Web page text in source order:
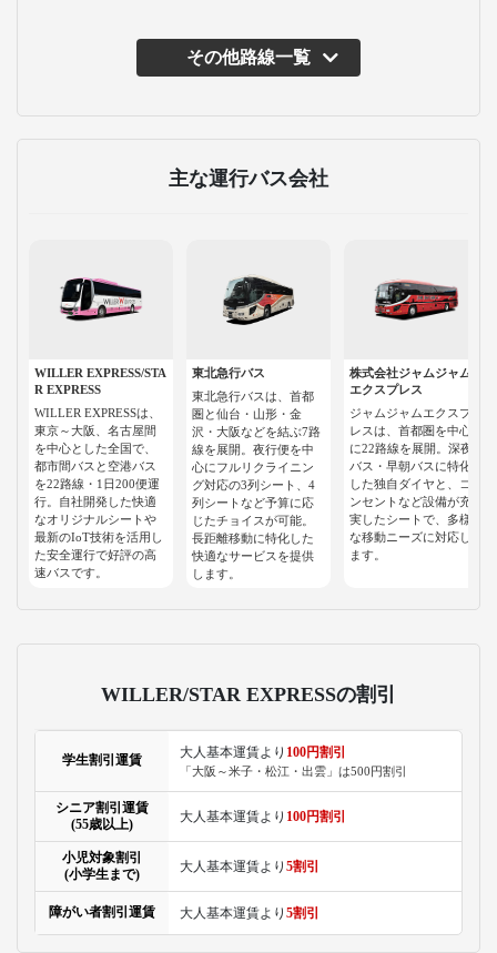
その他路線一覧
主な運行バス会社
WILLER EXPRESS/STA
R EXPRESS
WILLER EXPRESSは、
東京～大阪、名古屋間
を中心とした全国で、
都市間バスと空港バス
を22路線・1日200便運
行。自社開発した快適
なオリジナルシートや
最新のIoT技術を活用し
た安全運行で好評の高
速バスです。
東北急行バス
東北急行バスは、首都
圏と仙台・山形・金
沢・大阪などを結ぶ7路
線を展開。夜行便を中
心にフルリクライニン
グ対応の3列シート、4
列シートなど予算に応
じたチョイスが可能。
長距離移動に特化した
快適なサービスを提供
します。
株式会社ジャムジャム
エクスプレス
ジャムジャムエクスプ
レスは、首都圏を中心
に22路線を展開。深夜
バス・早朝バスに特化
した独自ダイヤと、コ
ンセントなど設備が充
実したシートで、多様
な移動ニーズに対応し
ます。
WILLER/STAR EXPRESSの割引
学生割引運賃
大人基本運賃より 100円割引
「大阪～米子・松江・出雲」は500円割引
シニア割引運賃
(55歳以上)
大人基本運賃より 100円割引
小児対象割引
(小学生まで)
大人基本運賃より 5割引
障がい者割引運賃 大人基本運賃より 5割引